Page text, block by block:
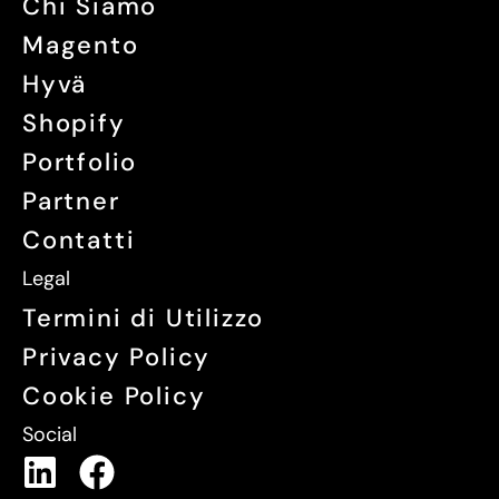
Magento
Hyvä
Shopify
Portfolio
Partner
Contatti
Legal
Termini di Utilizzo
Privacy Policy
Cookie Policy
Social